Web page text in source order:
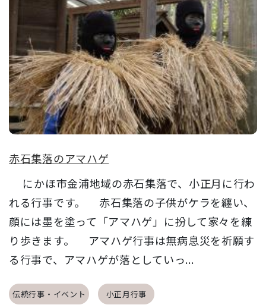
赤石集落のアマハゲ
にかほ市金浦地域の赤石集落で、小正月に行わ
れる行事です。 赤石集落の子供がケラを纏い、
顔には墨を塗って「アマハゲ」に扮して家々を練
り歩きます。 アマハゲ行事は無病息災を祈願す
る行事で、アマハゲが落としていっ...
伝統行事・イベント 小正月行事